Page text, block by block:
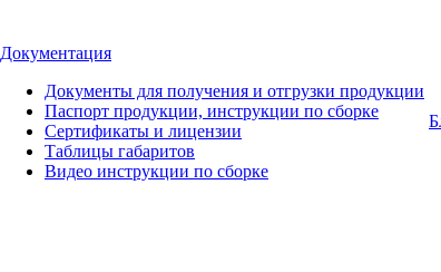
Документация
Документы для получения и отгрузки продукции
Паспорт продукции, инструкции по сборке
Сертификаты и лицензии
Таблицы габаритов
Видео инструкции по сборке